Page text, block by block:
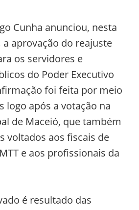
Cunha anunciou, nesta
a aprovação do reajuste
os servidores e
do Poder Executivo
foi feita por meio
logo após a votação na
de Maceió, que também
voltados aos fiscais de
e aos profissionais da
é resultado das